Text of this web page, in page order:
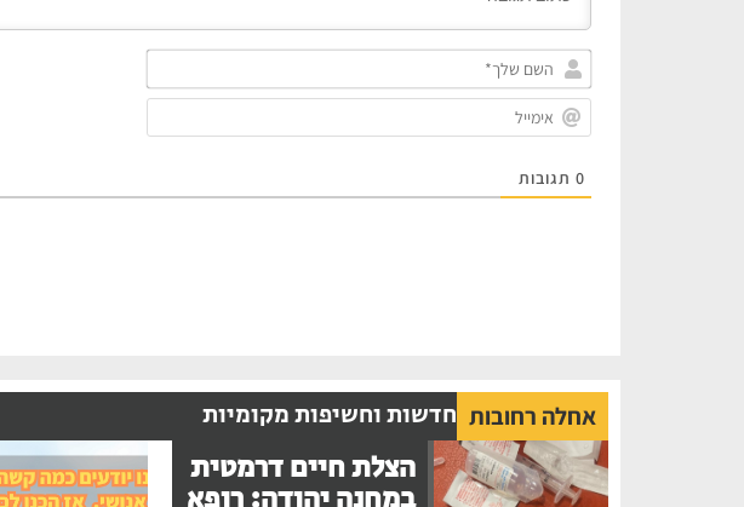
שלך*
0 תגובות
אחלה רחובות חדשות וחשיפות מקומיות
הצלת חיים דרמטית